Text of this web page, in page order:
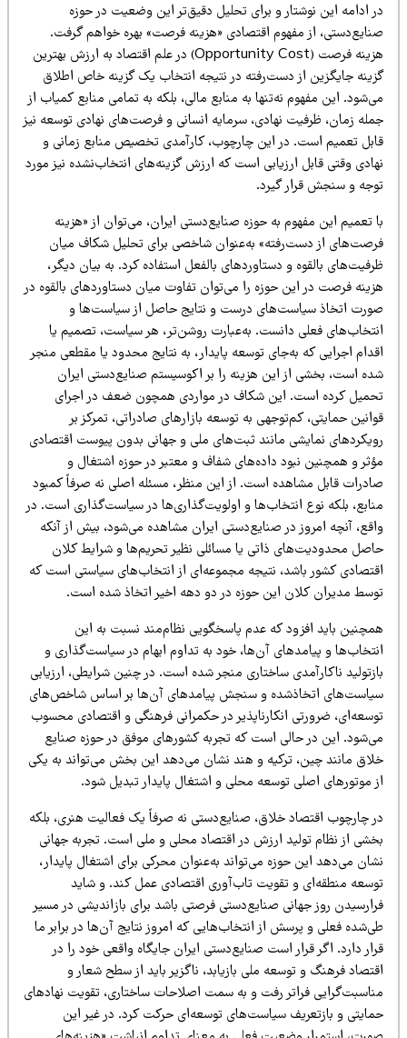
ادامه این نوشتار و برای تحلیل دقیق‌تر این وضعیت در حوزه
از مفهوم اقتصادی «هزینه فرصت» بهره خواهم گرفت.
هزینه فرصت (Opportunity Cost) در علم اقتصاد به ارزش بهترین
جایگزین از دست‌رفته در نتیجه انتخاب یک گزینه خاص اطلاق
این مفهوم نه‌تنها به منابع مالی، بلکه به تمامی منابع کمیاب از
زمان، ظرفیت نهادی، سرمایه انسانی و فرصت‌های نهادی توسعه نیز
تعمیم است. در این چارچوب، کارآمدی تخصیص منابع زمانی و
وقتی قابل ارزیابی است که ارزش گزینه‌های انتخاب‌نشده نیز مورد
و سنجش قرار گیرد.
تعمیم این مفهوم به حوزه صنایع‌دستی ایران، می‌توان از «هزینه
از دست‌رفته» به‌عنوان شاخصی برای تحلیل شکاف میان
بالقوه و دستاوردهای بالفعل استفاده کرد. به بیان دیگر،
فرصت در این حوزه را می‌توان تفاوت میان دستاوردهای بالقوه در
اتخاذ سیاست‌های درست و نتایج حاصل از سیاست‌ها و
فعلی دانست. به‌عبارت روشن‌تر، هر سیاست، تصمیم یا
اجرایی که به‌جای توسعه پایدار، به نتایج محدود یا مقطعی منجر
است، بخشی از این هزینه را بر اکوسیستم صنایع‌دستی ایران
کرده است. این شکاف در مواردی همچون ضعف در اجرای
حمایتی، کم‌توجهی به توسعه بازارهای صادراتی، تمرکز بر
نمایشی مانند ثبت‌های ملی و جهانی بدون پیوست اقتصادی
و همچنین نبود داده‌های شفاف و معتبر در حوزه اشتغال و
قابل مشاهده است. از این منظر، مسئله اصلی نه صرفاً کمبود
بلکه نوع انتخاب‌ها و اولویت‌گذاری‌ها در سیاست‌گذاری است. در
آنچه امروز در صنایع‌دستی ایران مشاهده می‌شود، بیش از آنکه
محدودیت‌های ذاتی یا مسائلی نظیر تحریم‌ها و شرایط کلان
کشور باشد، نتیجه مجموعه‌ای از انتخاب‌های سیاستی است که
مدیران کلان این حوزه در دو دهه اخیر اتخاذ شده است.
باید افزود که عدم پاسخگویی نظام‌مند نسبت به این
و پیامدهای آن‌ها، خود به تداوم ابهام در سیاست‌گذاری و
ناکارآمدی ساختاری منجر شده است. در چنین شرایطی، ارزیابی
اتخاذشده و سنجش پیامدهای آن‌ها بر اساس شاخص‌های
ضرورتی انکارناپذیر در حکمرانی فرهنگی و اقتصادی محسوب
این در حالی است که تجربه کشورهای موفق در حوزه صنایع
مانند چین، ترکیه و هند نشان می‌دهد این بخش می‌تواند به یکی
موتورهای اصلی توسعه محلی و اشتغال پایدار تبدیل شود.
چارچوب اقتصاد خلاق، صنایع‌دستی نه صرفاً یک فعالیت هنری، بلکه
از نظام تولید ارزش در اقتصاد محلی و ملی است. تجربه جهانی
می‌دهد این حوزه می‌تواند به‌عنوان محرکی برای اشتغال پایدار،
منطقه‌ای و تقویت تاب‌آوری اقتصادی عمل کند. و شاید
روز جهانی صنایع‌دستی فرصتی باشد برای بازاندیشی در مسیر
فعلی و پرسش از انتخاب‌هایی که امروز نتایج آن‌ها در برابر ما
دارد. اگر قرار است صنایع‌دستی ایران جایگاه واقعی خود را در
فرهنگ و توسعه ملی بازیابد، ناگزیر باید از سطح شعار و
فراتر رفت و به سمت اصلاحات ساختاری، تقویت نهادهای
و بازتعریف سیاست‌های توسعه‌ای حرکت کرد. در غیر این